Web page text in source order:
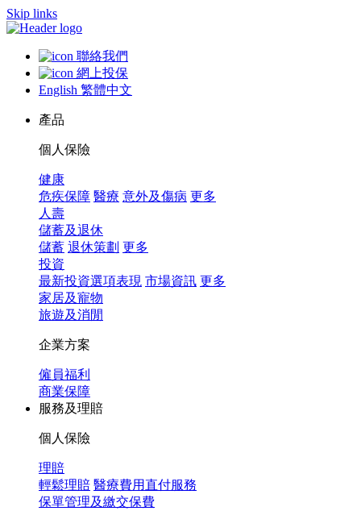
Skip links
聯絡我們
網上投保
English 繁體中文
產品
個人保險
健康
危疾保障 醫療 意外及傷病 更多
人壽
儲蓄及退休
儲蓄 退休策劃 更多
投資
最新投資選項表現 市場資訊 更多
家居及寵物
旅遊及消閒
企業方案
僱員福利
商業保障
服務及理賠
個人保險
理賠
輕鬆理賠 醫療費用直付服務
保單管理及繳交保費